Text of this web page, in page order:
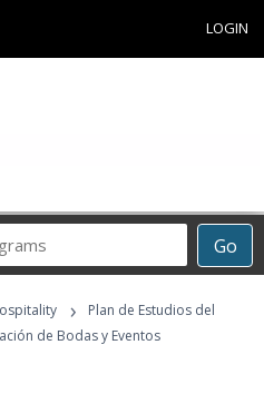
LOGIN
Go
›
Plan de Estudios del
de Bodas y Eventos